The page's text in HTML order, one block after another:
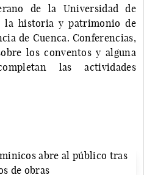
de la Universidad de
la historia y patrimonio de
de Cuenca. Conferencias,
los conventos y alguna
las actividades